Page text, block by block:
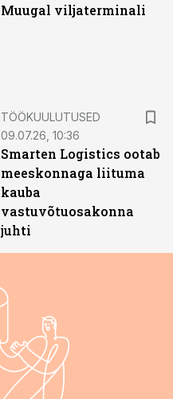
Muugal viljaterminali
TÖÖKUULUTUSED
09.07.26, 10:36
Smarten Logistics ootab
meeskonnaga liituma
kauba
vastuvõtuosakonna
juhti